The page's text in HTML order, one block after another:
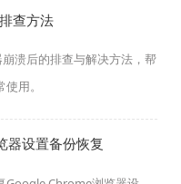
查方法
溃后的排查与解决方法，帮
用。
器设置备份恢复